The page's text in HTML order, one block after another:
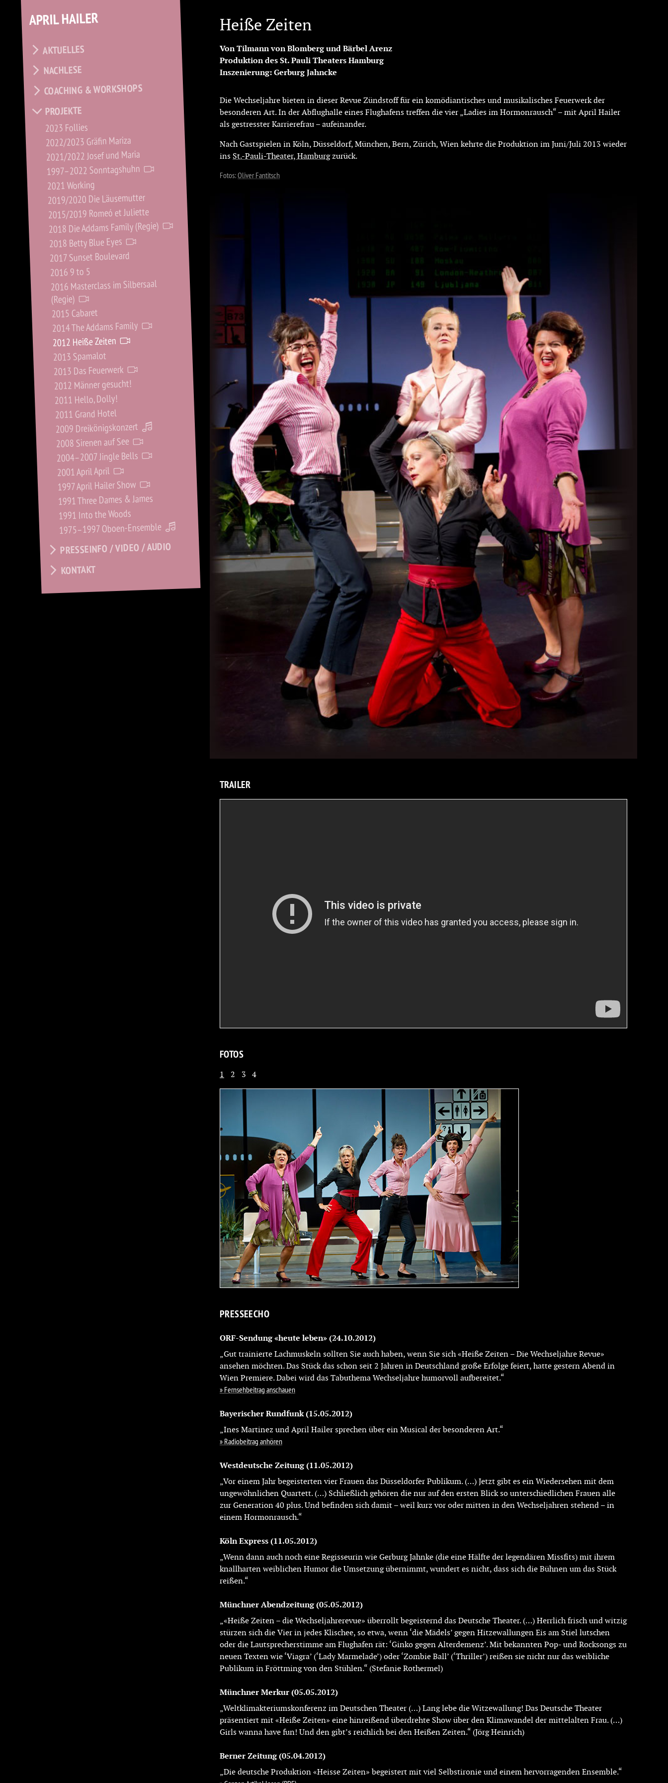
APRIL HAILER
AKTUELLES
NACHLESE
COACHING & WORKSHOPS
PROJEKTE
2023 Follies
2022/2023 Gräfin Mariza
2021/2022 Josef und Maria
1997–2022 Sonntagshuhn
2021 Working
2019/2020 Die Läusemutter
2015/2019 Romeó et Juliette
2018 Die Addams Family (Regie)
2018 Betty Blue Eyes
2017 Sunset Boulevard
2016 9 to 5
2016 Masterclass im Silbersaal
(Regie)
2015 Cabaret
2014 The Addams Family
2012 Heiße Zeiten
2013 Spamalot
2013 Das Feuerwerk
2012 Männer gesucht!
2011 Hello, Dolly!
2011 Grand Hotel
2009 Dreikönigskonzert
2008 Sirenen auf See
2004–2007 Jingle Bells
2001 April April
1997 April Hailer Show
1991 Three Dames & James
1991 Into the Woods
1975–1997 Oboen-Ensemble
PRESSEINFO / VIDEO / AUDIO
KONTAKT
Heiße Zeiten
Von Tilmann von Blomberg und Bärbel Arenz
Produktion des St. Pauli Theaters Hamburg
Inszenierung: Gerburg Jahncke
Die Wechseljahre bieten in dieser Revue Zündstoff für ein komödiantisches und musikalisches Feuerwerk der
besonderen Art. In der Abflughalle eines Flughafens treffen die vier „Ladies im Hormonrausch“ – mit April Hailer
als gestresster Karrierefrau – aufeinander.
Nach Gastspielen in Köln, Düsseldorf, München, Bern, Zürich, Wien kehrte die Produktion im Juni/Juli 2013 wieder
ins St.-Pauli-Theater, Hamburgzurück.
Fotos:Oliver Fantitsch
TRAILER
FOTOS
1 2 3 4
PRESSEECHO
ORF-Sendung «heute leben»(24.10.2012)
„Gut trainierte Lachmuskeln sollten Sie auch haben, wenn Sie sich «Heiße Zeiten – Die Wechseljahre Revue»
ansehen möchten. Das Stück das schon seit 2 Jahren in Deutschland große Erfolge feiert, hatte gestern Abend in
Wien Premiere. Dabei wird das Tabuthema Wechseljahre humorvoll aufbereitet.“
Fernsehbeitrag anschauen
Bayerischer Rundfunk(15.05.2012)
„Ines Martinez und April Hailer sprechen über ein Musical der besonderen Art.“
Radiobeitrag anhören
Westdeutsche Zeitung(11.05.2012)
„Vor einem Jahr begeisterten vier Frauen das Düsseldorfer Publikum. (…) Jetzt gibt es ein Wiedersehen mit dem
ungewöhnlichen Quartett. (…) Schließlich gehören die nur auf den ersten Blick so unterschiedlichen Frauen alle
zur Generation 40 plus. Und befinden sich damit – weil kurz vor oder mitten in den Wechseljahren stehend – in
einem Hormonrausch.“
Köln Express(11.05.2012)
„Wenn dann auch noch eine Regisseurin wie Gerburg Jahnke (die eine Hälfte der legendären Missfits) mit ihrem
knallharten weiblichen Humor die Umsetzung übernimmt, wundert es nicht, dass sich die Bühnen um das Stück
reißen.“
Münchner Abendzeitung(05.05.2012)
„«Heiße Zeiten – die Wechseljahrerevue» überrollt begeisternd das Deutsche Theater. (…) Herrlich frisch und witzig
stürzen sich die Vier in jedes Klischee, so etwa, wenn ‘die Mädels’ gegen Hitzewallungen Eis am Stiel lutschen
oder die Lautsprecherstimme am Flughafen rät: ‘Ginko gegen Alterdemenz’. Mit bekannten Pop- und Rocksongs zu
neuen Texten wie ‘Viagra’ (‘Lady Marmelade’) oder ‘Zombie Ball’ (‘Thriller’) reißen sie nicht nur das weibliche
Publikum in Fröttming von den Stühlen.“ (Stefanie Rothermel)
Münchner Merkur(05.05.2012)
„Weltklimakteriumskonferenz im Deutschen Theater (…) Lang lebe die Witzewallung! Das Deutsche Theater
präsentiert mit «Heiße Zeiten» eine hinreißend überdrehte Show über den Klimawandel der mittelalten Frau. (…)
Girls wanna have fun! Und den gibt’s reichlich bei den Heißen Zeiten.“ (Jörg Heinrich)
Berner Zeitung(05.04.2012)
„Die deutsche Produktion «Heisse Zeiten» begeistert mit viel Selbstironie und einem hervorragenden Ensemble.“